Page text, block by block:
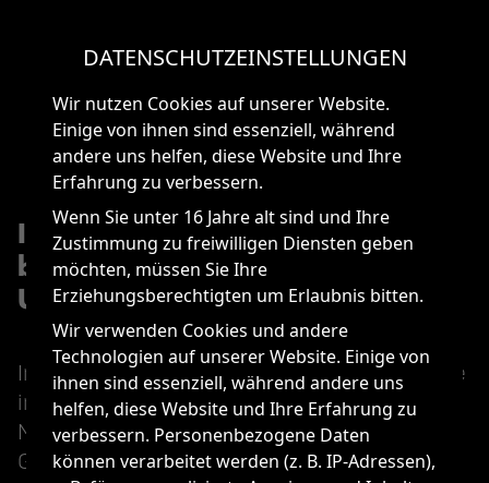
DATENSCHUTZEINSTELLUNGEN
Wir nutzen Cookies auf unserer Website.
Einige von ihnen sind essenziell, während
andere uns helfen, diese Website und Ihre
Erfahrung zu verbessern.
Wenn Sie unter 16 Jahre alt sind und Ihre
Zustimmung zu freiwilligen Diensten geben
möchten, müssen Sie Ihre
Erziehungsberechtigten um Erlaubnis bitten.
Wir verwenden Cookies und andere
Technologien auf unserer Website. Einige von
ihnen sind essenziell, während andere uns
helfen, diese Website und Ihre Erfahrung zu
verbessern. Personenbezogene Daten
können verarbeitet werden (z. B. IP-Adressen),
Interaktives Zirkel-Training
bringt innovative
Umsetzungsideen ans Licht.
Im Anschluss folgte das Zirkel-Training – eine
interaktive Methode, die den Dialog unter den
Marketing-Profis fokussiert. In kleinen
Gruppen diskutierten alle Teilnehmer